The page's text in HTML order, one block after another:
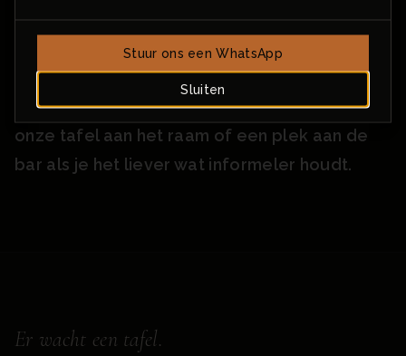
Gravensteen en de Leie — ideaal voor een
avondwandeling vooraf of een laatste glas in
de stad nadien. Vraag bij je reservatie naar
onze tafel aan het raam of een plek aan de
bar als je het liever wat informeler houdt.
Er wacht een tafel.
Sluiten
Stuur ons een WhatsApp